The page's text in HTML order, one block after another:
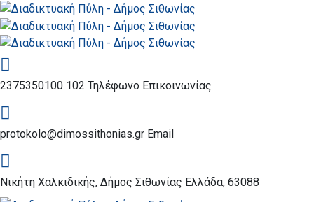
2375350100 102 Τηλέφωνο Επικοινωνίας
protokolo@dimossithonias.gr Email
Νικήτη Χαλκιδικής, Δήμος Σιθωνίας Ελλάδα, 63088